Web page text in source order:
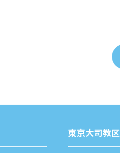
東京⼤司教区